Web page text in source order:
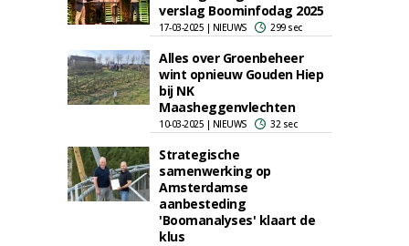
verslag Boominfodag 2025
17-03-2025 | NIEUWS 299 sec
Alles over Groenbeheer
wint opnieuw Gouden Hiep
bij NK
Maasheggenvlechten
10-03-2025 | NIEUWS 32 sec
Strategische
samenwerking op
Amsterdamse
aanbesteding
'Boomanalyses' klaart de
klus